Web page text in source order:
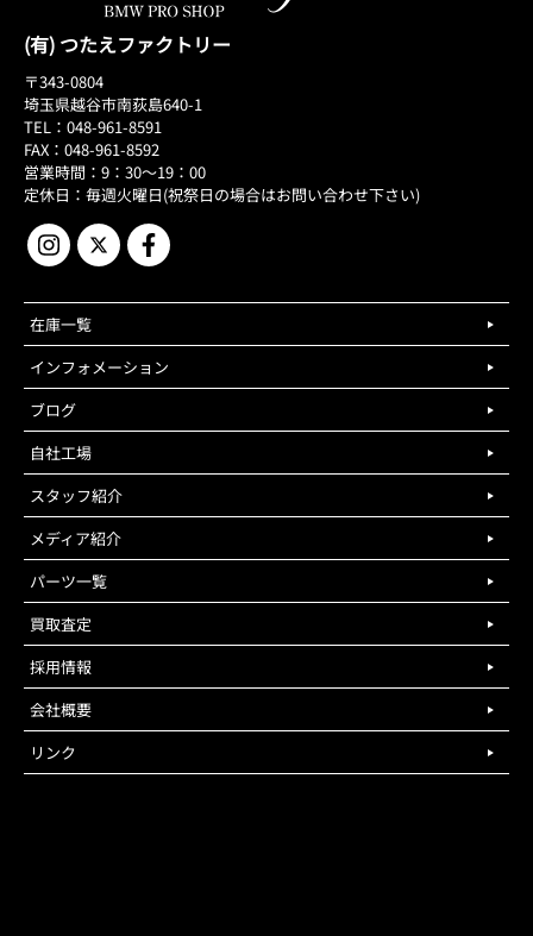
(有) つたえファクトリー
〒343-0804
埼玉県越谷市南荻島640-1
TEL：048-961-8591
FAX：048-961-8592
営業時間：9：30～19：00
定休日：毎週火曜日(祝祭日の場合はお問い合わせ下さい)
在庫一覧
インフォメーション
ブログ
自社工場
スタッフ紹介
メディア紹介
パーツ一覧
買取査定
採用情報
会社概要
リンク